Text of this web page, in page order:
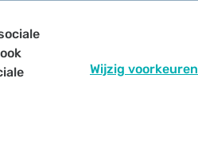
Wijzig voorkeuren